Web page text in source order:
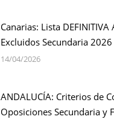
Canarias: Lista
Excluidos Secundaria 2026
14/04/2026
ANDALUCÍA: Criterios de
Oposiciones Secundaria y